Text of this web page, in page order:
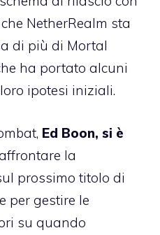
NetherRealm sta
di più di Mortal
ha portato alcuni
ipotesi iniziali.
Ed Boon, si è
la
prossimo titolo di
per gestire le
su quando